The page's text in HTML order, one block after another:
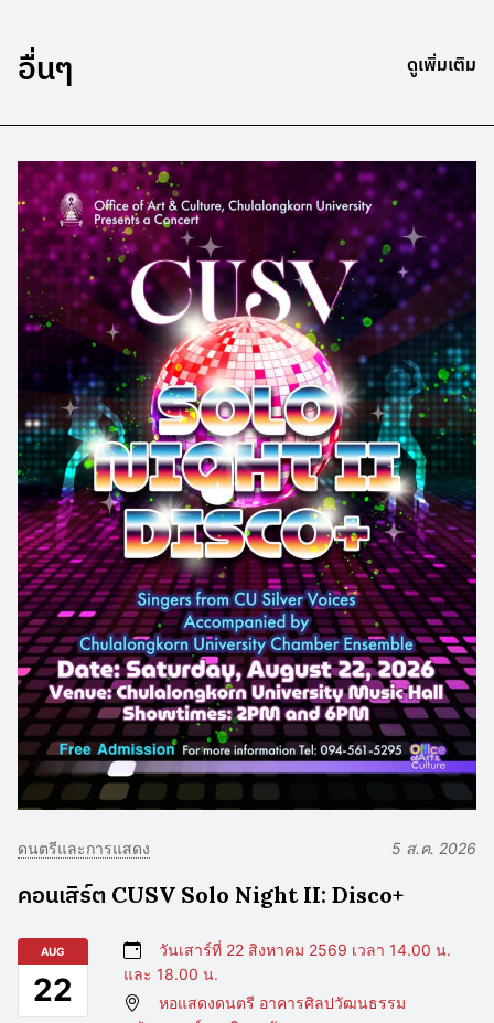
อื่นๆ ดูเพิ่มเติม
ดนตรีและการแสดง 5 ส.ค. 2026
คอนเสิร์ต CUSV Solo Night II: Disco+
AUG
22
วันเสาร์ที่ 22 สิงหาคม 2569 เวลา 14.00 น.
และ 18.00 น.
หอแสดงดนตรี อาคารศิลปวัฒนธรรม